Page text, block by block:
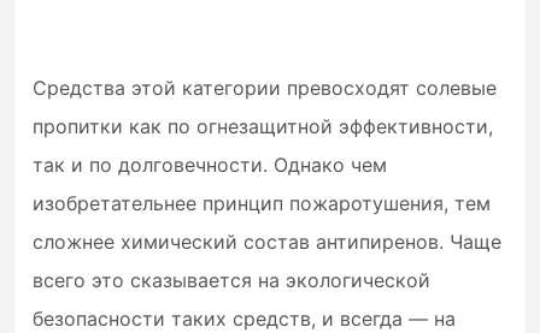
Средства этой категории превосходят солевые
пропитки как по огнезащитной эффективности,
так и по долговечности. Однако чем
изобретательнее принцип пожаротушения, тем
сложнее химический состав антипиренов. Чаще
всего это сказывается на экологической
безопасности таких средств, и всегда — на